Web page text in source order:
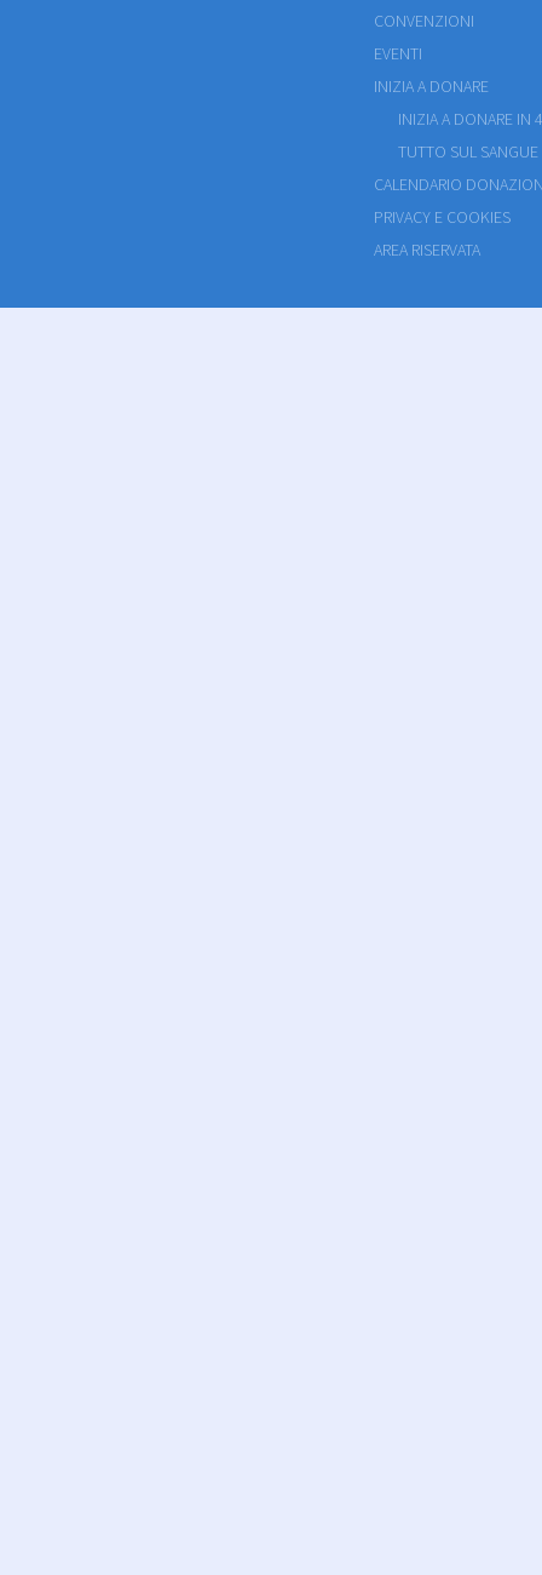
CONVENZIONI
EVENTI
INIZIA A DONARE
INIZIA A DONARE IN
TUTTO SUL SANGUE
CALENDARIO
PRIVACY E COOKIES
AREA RISERVATA